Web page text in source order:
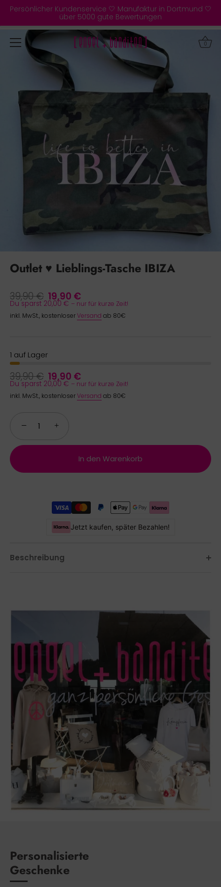
Direkt
Inhalt
Persönlicher Kundenservice 🤍 Manufaktur in Dortmund 🤍
über 5000 gute Bewertungen
0
Outlet ♥ Lieblings-Tasche IBIZA
39,90 € 19,90 €
Du sparst 20,00 € – nur für kurze Zeit!
inkl. MwSt., kostenloserVersand ab 80€
1 auf Lager
39,90 € 19,90 €
Du sparst 20,00 € – nur für kurze Zeit!
inkl. MwSt., kostenloserVersand ab 80€
− +
In den Warenkorb
Jetzt kaufen, später Bezahlen!
Beschreibung
Personalisierte
Geschenke